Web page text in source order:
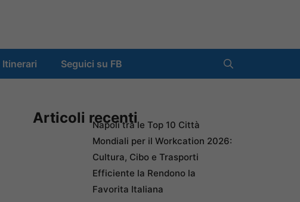
Itinerari Seguici su FB
Articoli recentiNapoli tra le Top 10 Città
Mondiali per il Workcation 2026:
Cultura, Cibo e Trasporti
Efficiente la Rendono la
Favorita Italiana